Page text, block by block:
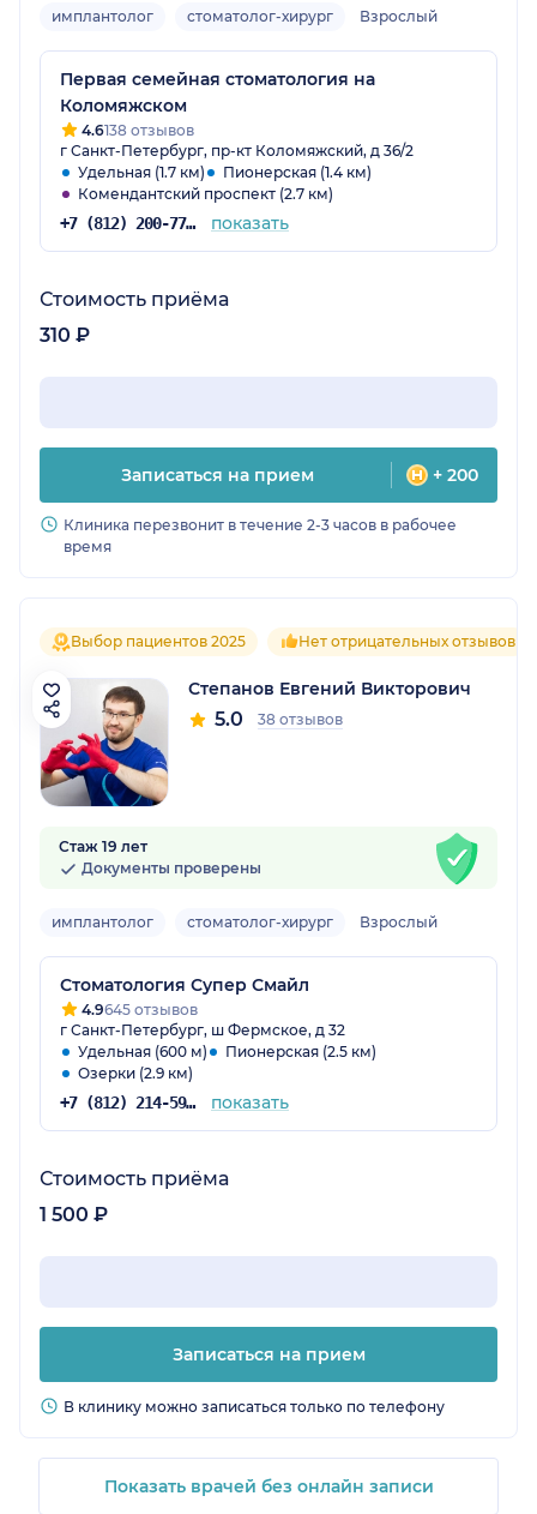
имплантолог стоматолог-хирург Взрослый
Первая семейная стоматология на
Коломяжском
4.6138 отзывов
г Санкт-Петербург, пр-кт Коломяжский, д 36/2
Удельная (1.7 км)
Пионерская (1.4 км)
Комендантский проспект (2.7 км)
+7 (812) 200-77-54 показать
Стоимость приёма
310 ₽
Записаться на прием + 200
Клиника перезвонит в течение 2-3 часов в рабочее
время
Выбор пациентов 2025 Нет отрицательных отзывов
Степанов Евгений Викторович
5.0 38 отзывов
Стаж 19 лет
Документы проверены
имплантолог стоматолог-хирург Взрослый
Стоматология Супер Смайл
4.9645 отзывов
г Санкт-Петербург, ш Фермское, д 32
Удельная (600 м)
Пионерская (2.5 км)
Озерки (2.9 км)
+7 (812) 214-59-31 показать
Стоимость приёма
1 500 ₽
Записаться на прием
В клинику можно записаться только по телефону
Показать врачей без онлайн записи